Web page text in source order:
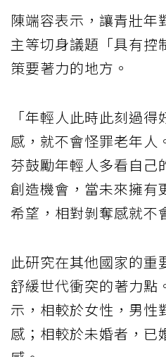
陳端容表示，讓青壯年
主等切身議題「具有控
策要著力的地方。
「年輕人此時此刻過
感，就不會怪罪老年人
芬鼓勵年輕人多看自己
創造機會，當未來擁有
希望，相對剝奪感就不
此研究在其他國家的重
舒緩世代衝突的著力點
示，相較於女性，男性
感；相較於未婚者，已